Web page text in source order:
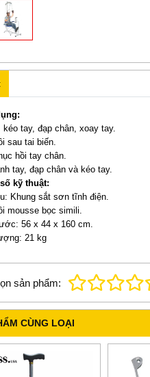
kéo tay, đạp chân, xoay tay.
sau tai biến.
hồi tay chân.
tay, đạp chân và kéo tay.
kỹ thuật:
Khung sắt sơn tĩnh điện.
mousse bọc simili.
56 x 44 x 160 cm.
21 kg
sản phẩm:
CÙNG LOẠI